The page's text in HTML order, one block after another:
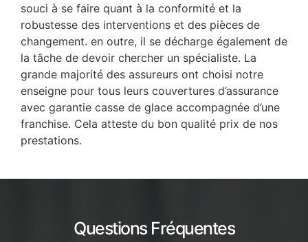
souci à se faire quant à la conformité et la
robustesse des interventions et des pièces de
changement. en outre, il se décharge également de
la tâche de devoir chercher un spécialiste. La
grande majorité des assureurs ont choisi notre
enseigne pour tous leurs couvertures d’assurance
avec garantie casse de glace accompagnée d’une
franchise. Cela atteste du bon qualité prix de nos
prestations.
Questions Fréquentes